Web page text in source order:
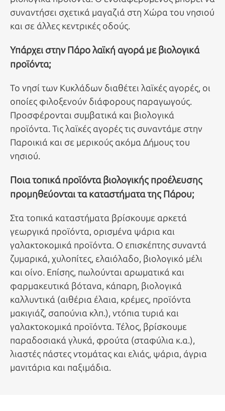
συναντήσει σχετικά μαγαζιά στη Χώρα του νησιού
και σε άλλες κεντρικές οδούς.
Υπάρχει στην Πάρο λαϊκή αγορά με βιολογικά
προϊόντα;
Το νησί των Κυκλάδων διαθέτει λαϊκές αγορές, οι
οποίες φιλοξενούν διάφορους παραγωγούς.
Προσφέρονται συμβατικά και βιολογικά
προϊόντα. Τις λαϊκές αγορές τις συναντάμε στην
Παροικιά και σε μερικούς ακόμα Δήμους του
νησιού.
Ποια τοπικά προϊόντα βιολογικής προέλευσης
προμηθεύονται τα καταστήματα της Πάρου;
Στα τοπικά καταστήματα βρίσκουμε αρκετά
γεωργικά προϊόντα, ορισμένα ψάρια και
γαλακτοκομικά προϊόντα. Ο επισκέπτης συναντά
ζυμαρικά, χυλοπίτες, ελαιόλαδο, βιολογικό μέλι
και οίνο. Επίσης, πωλούνται αρωματικά και
φαρμακευτικά βότανα, κάπαρη, βιολογικά
καλλυντικά (αιθέρια έλαια, κρέμες, προϊόντα
μακιγιάζ, σαπούνια κλπ.), ντόπια τυριά και
γαλακτοκομικά προϊόντα. Τέλος, βρίσκουμε
παραδοσιακά γλυκά, φρούτα (σταφύλια κ.α.),
λιαστές πάστες ντομάτας και ελιάς, ψάρια, άγρια
μανιτάρια και παξιμάδια.